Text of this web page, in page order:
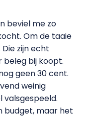
beviel me zo
Om de taaie
zijn echt
beleg bij koopt.
geen 30 cent.
weinig
valsgespeeld.
budget, maar het